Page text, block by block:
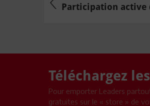
Participation active
Téléchargez
Pour emporter Leaders
gratuites sur le « store » de